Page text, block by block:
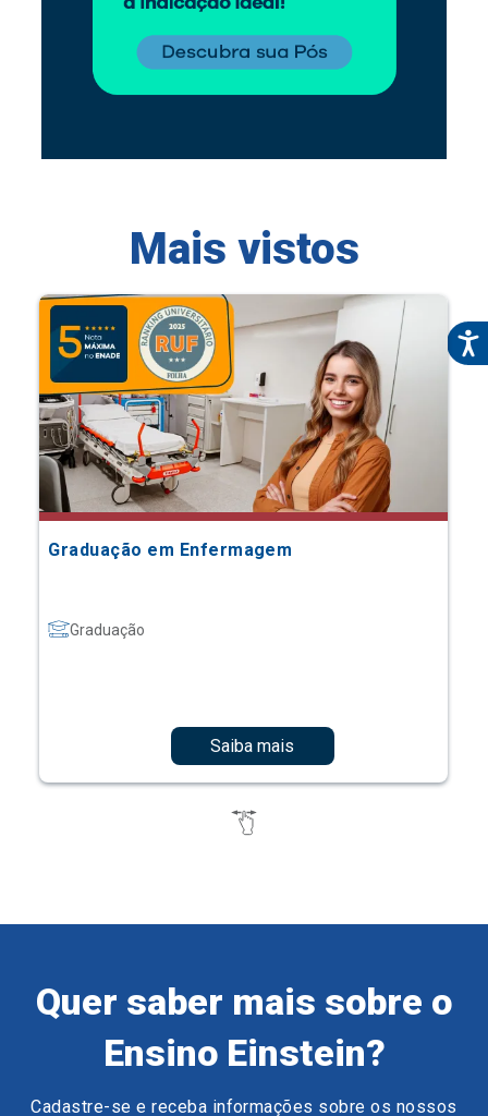
Mais vistos
Graduação em Enfermagem
Graduação
Saiba mais
Quer saber mais sobre o
Ensino Einstein?
Cadastre-se e receba informações sobre os nossos